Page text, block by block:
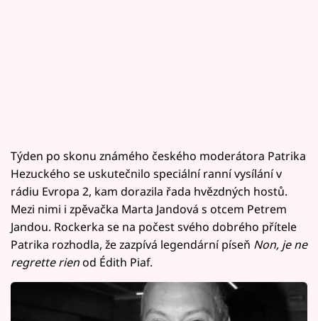
Týden po skonu známého českého moderátora Patrika
Hezuckého se uskutečnilo speciální ranní vysílání v
rádiu Evropa 2, kam dorazila řada hvězdných hostů.
Mezi nimi i zpěvačka Marta Jandová s otcem Petrem
Jandou. Rockerka se na počest svého dobrého přítele
Patrika rozhodla, že zazpívá legendární píseň Non, je ne
regrette rienod Édith Piaf.